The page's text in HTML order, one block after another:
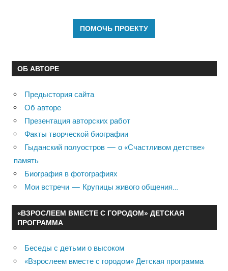
ОБ АВТОРЕ
Предыстория сайта
Об авторе
Презентация авторских работ
Факты творческой биографии
Гыданский полуостров — о «Счастливом детстве»
память
Биография в фотографиях
Мои встречи — Крупицы живого общения…
«ВЗРОСЛЕЕМ ВМЕСТЕ С ГОРОДОМ» ДЕТСКАЯ
ПРОГРАММА
Беседы с детьми о высоком
«Взрослеем вместе с городом» Детская программа